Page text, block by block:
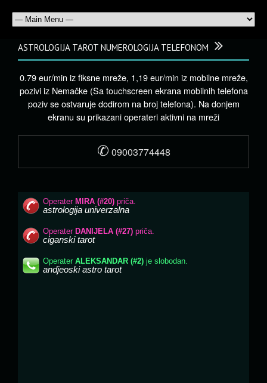
ASTROLOGIJA TAROT NUMEROLOGIJA TELEFONOM
0.79 eur/min iz fiksne mreže, 1,19 eur/min iz mobilne mreže,
pozivi iz Nemačke (Sa touchscreen ekrana mobilnih telefona
poziv se ostvaruje dodirom na broj telefona). Na donjem
ekranu su prikazani operateri aktivni na mreži
✆ 09003774448